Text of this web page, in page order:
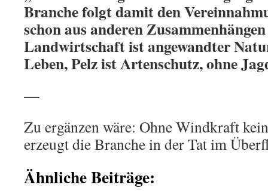
Branche folgt damit den
schon aus anderen
Landwirtschaft ist angewandter
Leben, Pelz ist Artenschutz, ohne
—
Zu ergänzen wäre: Ohne Windkraft
erzeugt die Branche in der Tat im
Ähnliche Beiträge: